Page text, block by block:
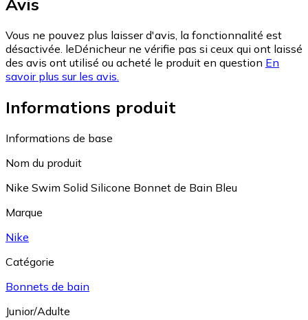
Avis
Vous ne pouvez plus laisser d'avis, la fonctionnalité est
désactivée. leDénicheur ne vérifie pas si ceux qui ont laissé
des avis ont utilisé ou acheté le produit en question En
savoir plus sur les avis.
Informations produit
Informations de base
Nom du produit
Nike Swim Solid Silicone Bonnet de Bain Bleu
Marque
Nike
Catégorie
Bonnets de bain
Junior/Adulte